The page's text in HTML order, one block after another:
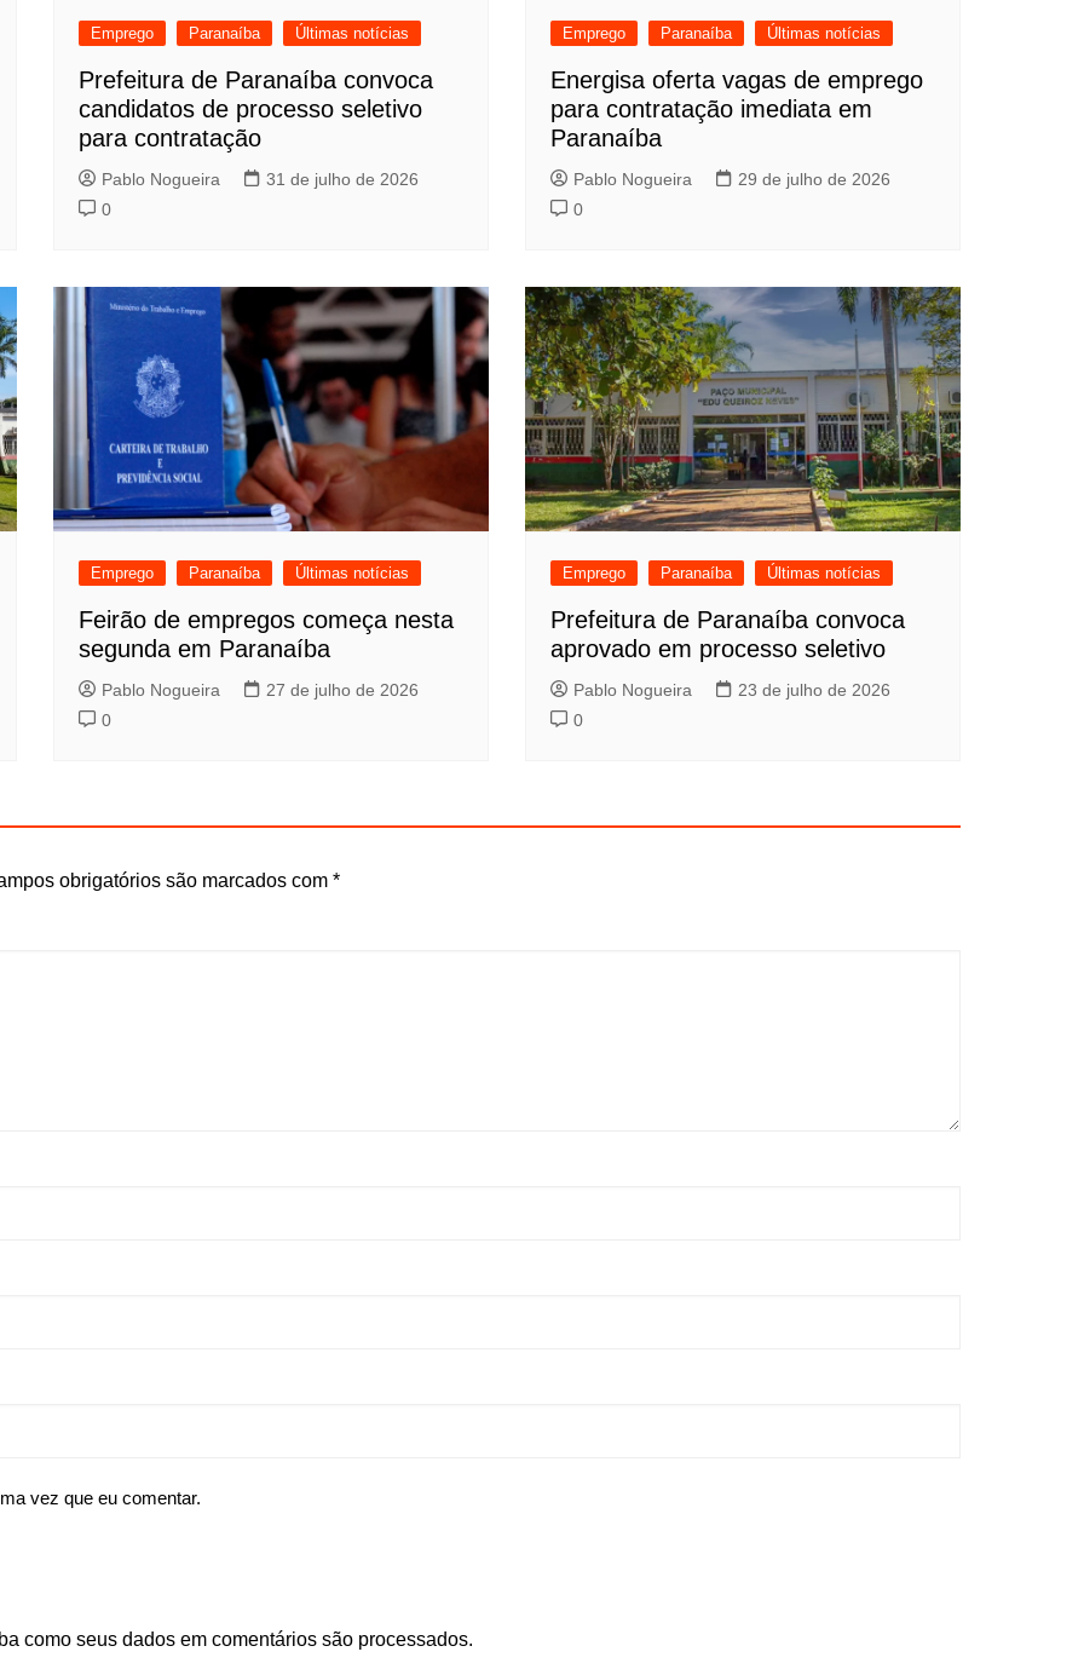
Emprego Paranaíba Últimas notícias
Prefeitura de Paranaíba convoca
candidatos de processo seletivo
para contratação
Pablo Nogueira
31 de julho de 2026
0
Emprego Paranaíba Últimas notícias
Energisa oferta vagas de emprego
para contratação imediata em
Paranaíba
Pablo Nogueira
29 de julho de 2026
0
Emprego Paranaíba Últimas notícias
Feirão de empregos começa nesta
segunda em Paranaíba
Pablo Nogueira
27 de julho de 2026
0
Emprego Paranaíba Últimas notícias
Prefeitura de Paranaíba convoca
aprovado em processo seletivo
Pablo Nogueira
23 de julho de 2026
0
obrigatórios são marcados com *
vez que eu comentar.
como seus dados em comentários são processados.